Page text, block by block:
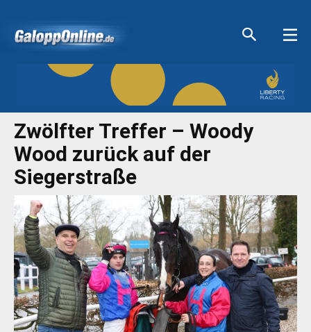
Zwölfter Treffer – Woody
Wood zurück auf der
Siegerstraße